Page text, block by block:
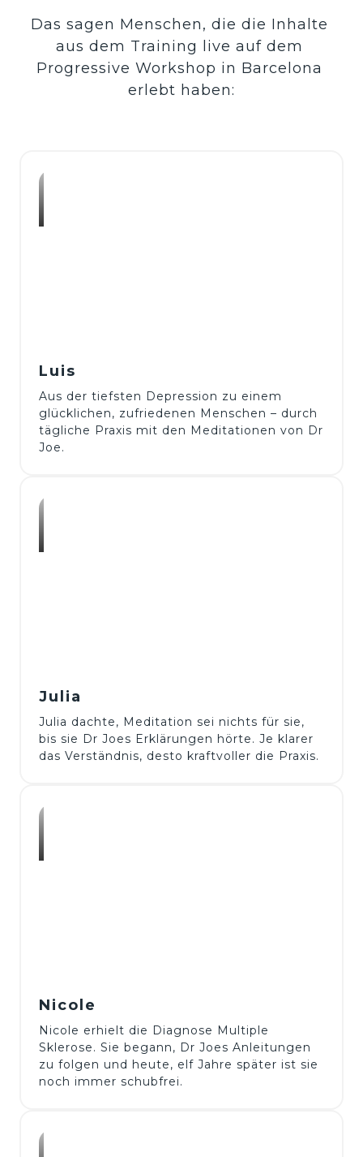
Das sagen Menschen, die die Inhalte
aus dem Training live auf dem
Progressive Workshop in Barcelona
erlebt haben:
Luis
Aus der tiefsten Depression zu einem
glücklichen, zufriedenen Menschen – durch
tägliche Praxis mit den Meditationen von Dr
Joe.
Julia
Julia dachte, Meditation sei nichts für sie,
bis sie Dr Joes Erklärungen hörte. Je klarer
Nicole
Nicole erhielt die Diagnose Multiple
Sklerose. Sie begann, Dr Joes Anleitungen
zu folgen und heute, elf Jahre später ist sie
noch immer schubfrei.